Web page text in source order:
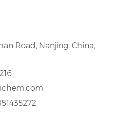
Road, Nanjing, China,